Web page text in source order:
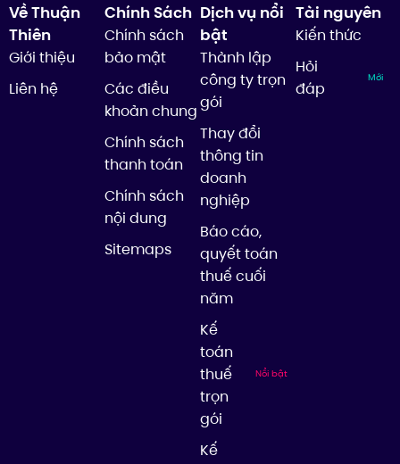
Về Thuận
Thiên
Giới thiệu
Liên hệ
Chính Sách
Chính sách
bảo mật
Các điều
khoản chung
Chính sách
thanh toán
Chính sách
nội dung
Sitemaps
Dịch vụ nổi
bật
Thành lập
công ty trọn
gói
Thay đổi
thông tin
doanh
nghiệp
Báo cáo,
quyết toán
thuế cuối
năm
Kế
toán
thuế
trọn
gói
Nổi bật
Kế
Tài nguyên
Kiến thức
Hỏi
đáp
Mới